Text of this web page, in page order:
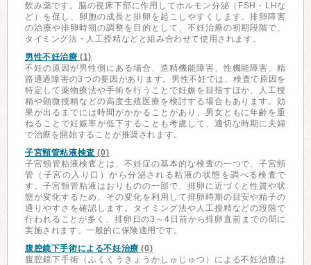
飲み薬です。脳の視床下部に作用してホルモン分泌（FSH・LHな
ど）を促し、卵胞の成長と排卵を起こしやすくします。排卵障害
の治療や排卵時期の調整を目的として、不妊治療の初期段階で、
タイミング法・人工授精などと組み合わせて使用されます。
男性不妊治療 (1)
不妊の原因が男性側にある場合、造精機能障害、性機能障害、精
路通過障害の3つの要因があります。男性不妊では、検査で原因を
特定して薬物療法や手術を行うことで妊娠を目指すほか、人工授
精や顕微授精などの高度生殖医療を検討する場合もあります。効
果が出るまでには時間がかかることがあり、男女ともに年齢を重
ねることで妊娠率が低下することも考慮して、適切な時期に夫婦
で治療を開始することが推奨されます。
子宮頸管粘液検査 (0)
子宮頸管粘液検査とは、不妊症の基本的な検査の一つで、子宮頸
管（子宮の入り口）から分泌される粘液の状態を調べる検査で
す。子宮頸管粘液はおりものの一部で、排卵に近づくと性質や状
態が変化するため、その変化を利用して排卵時期の目安や精子の
通りやすさを確認します。タイミング法や人工授精などの段階で
行われることが多く、排卵日の3～4日前から排卵直前までの間に
実施されます。一般的に保険適用です。
腹腔鏡下手術による不妊治療 (0)
腹腔鏡下手術（ふくくうきょうかしゅじゅつ）による不妊治療は